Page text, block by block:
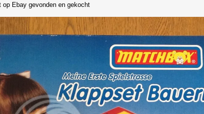
op Ebay gevonden en gekocht